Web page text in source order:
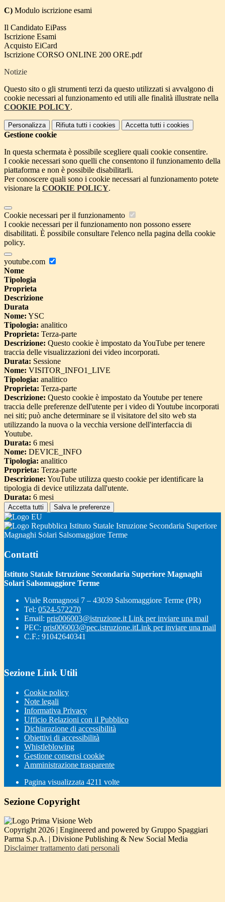
C) Modulo iscrizione esami
Il Candidato EiPass
Iscrizione Esami
Acquisto EiCard
Iscrizione CORSO ONLINE 200 ORE.pdf
Notizie
Questo sito o gli strumenti terzi da questo utilizzati si avvalgono di
cookie necessari al funzionamento ed utili alle finalità illustrate nella
COOKIE POLICY.
Personalizza Rifiuta tutti i cookies Accetta tutti i cookies
Gestione cookie
In questa schermata è possibile scegliere quali cookie consentire.
I cookie necessari sono quelli che consentono il funzionamento della
piattaforma e non è possibile disabilitarli.
Per conoscere quali sono i cookie necessari al funzionamento potete
visionare la COOKIE POLICY.
Cookie necessari per il funzionamento
I cookie necessari per il funzionamento non possono essere
disabilitati. È possibile consultare l'elenco nella pagina della cookie
policy.
youtube.com
Nome
Tipologia
Proprieta
Descrizione
Durata
Nome: YSC
Tipologia: analitico
Proprieta: Terza-parte
Descrizione: Questo cookie è impostato da YouTube per tenere
traccia delle visualizzazioni dei video incorporati.
Durata: Sessione
Nome: VISITOR_INFO1_LIVE
Tipologia: analitico
Proprieta: Terza-parte
Descrizione: Questo cookie è impostato da Youtube per tenere
traccia delle preferenze dell'utente per i video di Youtube incorporati
nei siti; può anche determinare se il visitatore del sito web sta
utilizzando la nuova o la vecchia versione dell'interfaccia di
Youtube.
Durata: 6 mesi
Nome: DEVICE_INFO
Tipologia: analitico
Proprieta: Terza-parte
Descrizione: YouTube utilizza questo cookie per identificare la
tipologia di device utilizzata dall'utente.
Durata: 6 mesi
Accetta tutti Salva le preferenze
Istituto Statale Istruzione Secondaria Superiore
Magnaghi Solari Salsomaggiore Terme
Contatti
Istituto Statale Istruzione Secondaria Superiore Magnaghi
Solari Salsomaggiore Terme
Viale Romagnosi 7 – 43039 Salsomaggiore Terme (PR)
Tel: 0524-572270
Email: pris006003@istruzione.it Link per inviare una mail
PEC: pris006003@pec.istruzione.itLink per inviare una mail
C.F.: 91042640341
Sezione Link Utili
Cookie policy
Note legali
Informativa Privacy
Ufficio Relazioni con il Pubblico
Dichiarazione di accessibilità
Obiettivi di accessibilità
Whistleblowing
Gestione consensi cookie
Amministrazione trasparente
Pagina visualizzata 4211 volte
Sezione Copyright
Copyright 2026 | Engineered and powered by Gruppo Spaggiari
Parma S.p.A. | Divisione Publishing & New Social Media
Disclaimer trattamento dati personali